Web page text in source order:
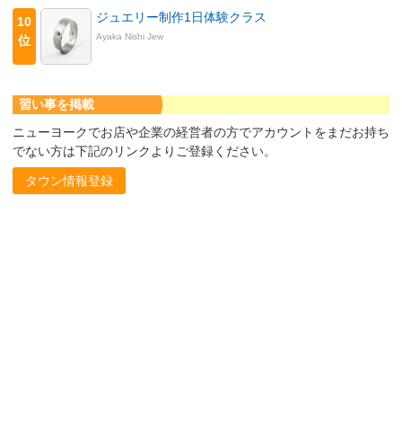
10
位
ジュエリー制作1日体験クラス
Ayaka Nishi Jew
習い事を掲載
ニューヨークでお店や企業の経営者の方でアカウントをまだお持ち
でない方は下記のリンクよりご登録ください。
タウン情報登録